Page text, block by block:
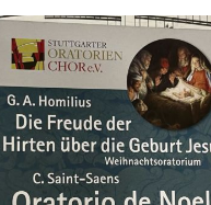
stuttgarter_oratorienchor
Nov. 29